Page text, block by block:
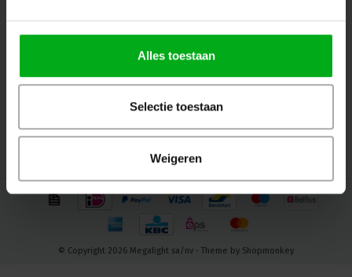
Alles toestaan
Selectie toestaan
Weigeren
Mijn account
© Copyright 2026 Megalight sa/nv - Theme by Shopmonkey